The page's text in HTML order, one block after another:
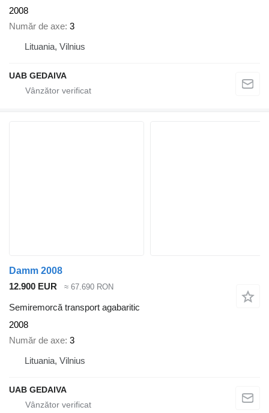
2008
Număr de axe 3
Lituania, Vilnius
UAB GEDAIVA
Damm 2008
12.900 EUR
≈ 67.690 RON
Semiremorcă transport agabaritic
2008
Număr de axe 3
Lituania, Vilnius
UAB GEDAIVA